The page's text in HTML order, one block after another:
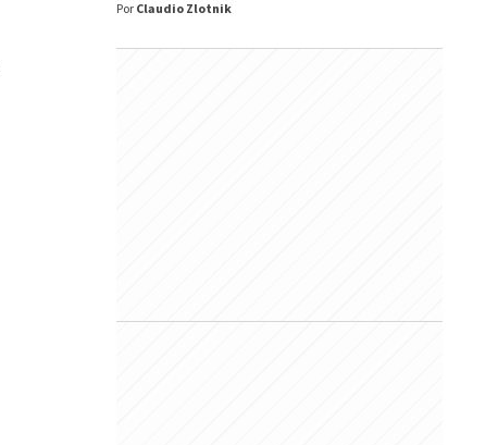
Por Claudio Zlotnik